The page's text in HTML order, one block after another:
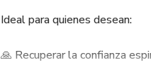
Ideal para quienes desean:
🙏 Recuperar la confianza